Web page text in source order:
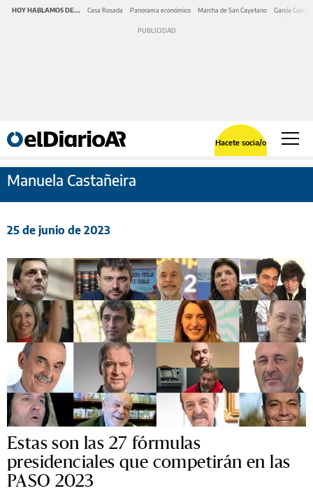
HOY HABLAMOS DE... Casa Rosada Panorama económico Marcha de San Cayetano García Cuerva
Hacete socia/o
Manuela Castañeira
25 de junio de 2023
Estas son las 27 fórmulas
presidenciales que competirán en las
PASO 2023